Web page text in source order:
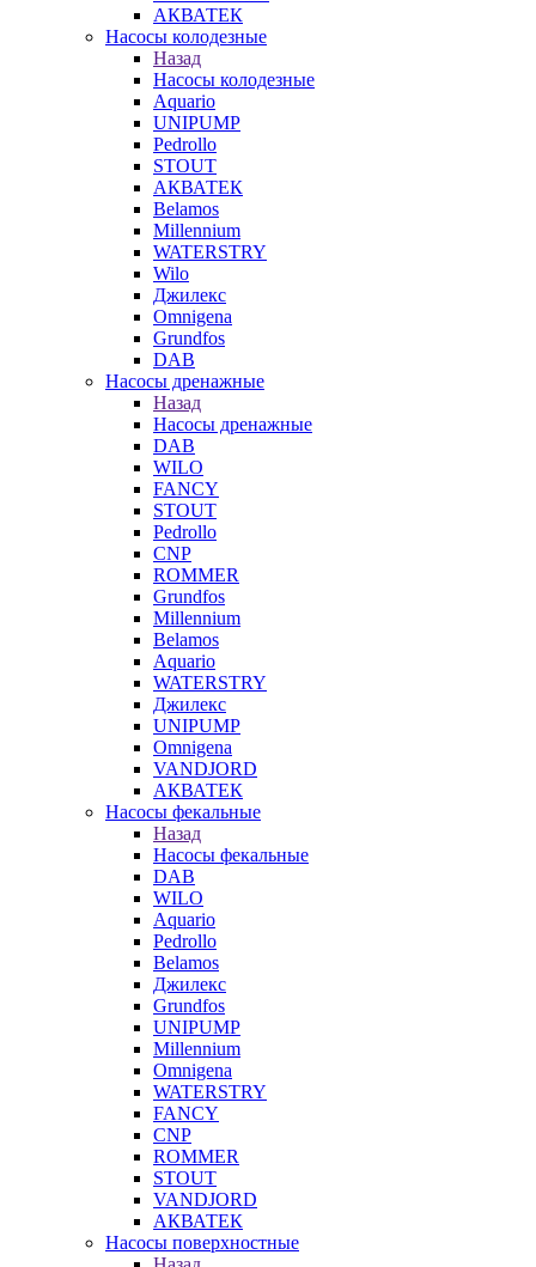
АКВАТЕК
Насосы колодезные
Назад
Насосы колодезные
Aquario
UNIPUMP
Pedrollo
STOUT
АКВАТЕК
Belamos
Millennium
WATERSTRY
Wilo
Джилекс
Omnigena
Grundfos
DAB
Насосы дренажные
Назад
Насосы дренажные
DAB
WILO
FANCY
STOUT
Pedrollo
CNP
ROMMER
Grundfos
Millennium
Belamos
Aquario
WATERSTRY
Джилекс
UNIPUMP
Omnigena
VANDJORD
АКВАТЕК
Насосы фекальные
Назад
Насосы фекальные
DAB
WILO
Aquario
Pedrollo
Belamos
Джилекс
Grundfos
UNIPUMP
Millennium
Omnigena
WATERSTRY
FANCY
CNP
ROMMER
STOUT
VANDJORD
АКВАТЕК
Насосы поверхностные